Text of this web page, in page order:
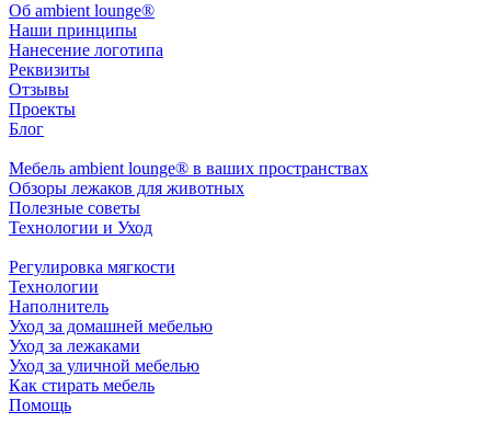
Oб ambient lounge®
Наши принципы
Нанесение логотипа
Реквизиты
Отзывы
Проекты
Блог
Мебель ambient lounge® в ваших пространствах
Обзоры лежаков для животных
Полезные советы
Технологии и Уход
Регулировка мягкости
Технологии
Наполнитель
Уход за домашней мебелью
Уход за лежаками
Уход за уличной мебелью
Как стирать мебель
Помощь